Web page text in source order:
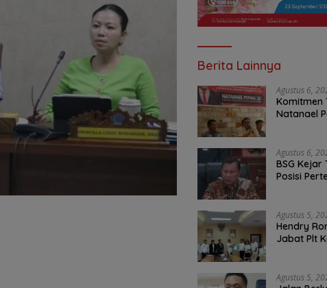
Berita Lainnya
Agustus 6,
Komitmen
Natanael
Agustus 6,
BSG Kejar
Posisi
Agustus 5,
Hendry
Jabat Plt
Layanan
Agustus 5,